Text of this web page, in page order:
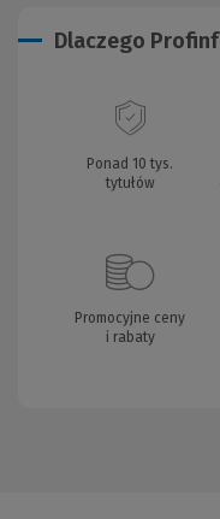
Dlaczego
Ponad 10 tys.
tytułów
Promocyjne ceny
i rabaty